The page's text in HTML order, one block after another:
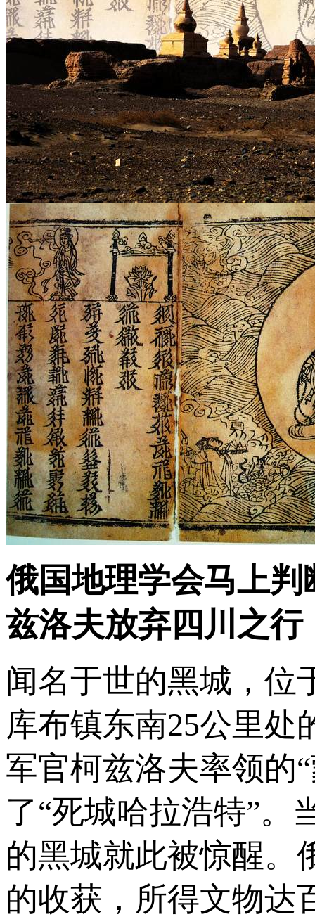
俄国地理学会马上
兹洛夫放弃四川之行
闻名于世的黑城，位
库布镇东南25公里处
军官柯兹洛夫率领的
了“死城哈拉浩特”。
的黑城就此被惊醒。
的收获，所得文物达